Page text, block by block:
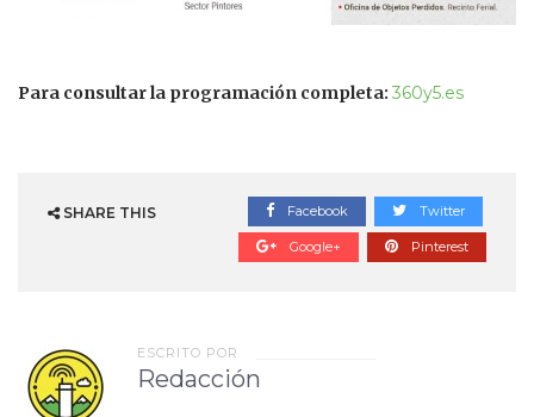
Para consultar la programación completa: 360y5.es
SHARE THIS Facebook Twitter
Google+ Pinterest
ESCRITO POR
Redacción